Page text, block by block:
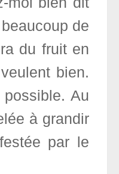
de
du fruit en
bien.
Au
à grandir
par le